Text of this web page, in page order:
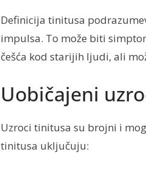
Definicija tinitusa
impulsa. To može biti
češća kod starijih ljudi, ali
Uobičajeni
Uzroci tinitusa su brojni i
tinitusa uključuju: